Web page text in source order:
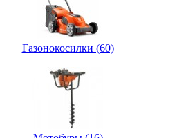
Газонокосилки (60)